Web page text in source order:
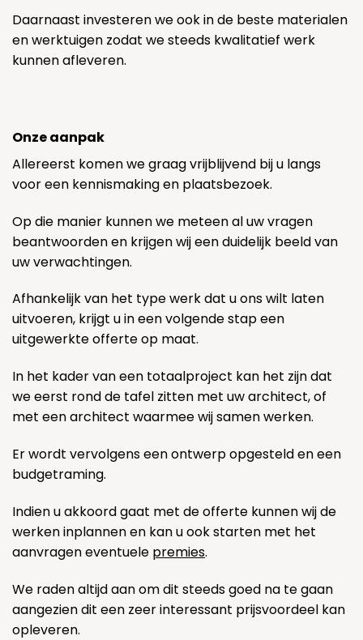
Daarnaast investeren we ook in de beste materialen
en werktuigen zodat we steeds kwalitatief werk
kunnen afleveren.
Onze aanpak
Allereerst komen we graag vrijblijvend bij u langs
voor een kennismaking en plaatsbezoek.
Op die manier kunnen we meteen al uw vragen
beantwoorden en krijgen wij een duidelijk beeld van
uw verwachtingen.
Afhankelijk van het type werk dat u ons wilt laten
uitvoeren, krijgt u in een volgende stap een
uitgewerkte offerte op maat.
In het kader van een totaalproject kan het zijn dat
we eerst rond de tafel zitten met uw architect, of
met een architect waarmee wij samen werken.
Er wordt vervolgens een ontwerp opgesteld en een
budgetraming.
Indien u akkoord gaat met de offerte kunnen wij de
werken inplannen en kan u ook starten met het
aanvragen eventuele premies.
We raden altijd aan om dit steeds goed na te gaan
aangezien dit een zeer interessant prijsvoordeel kan
opleveren.